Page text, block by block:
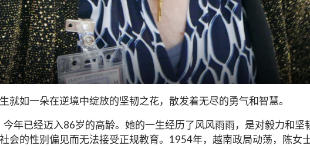
如一朵在逆境中绽放的坚韧之花，散发着无尽的勇气和智慧。
年已经迈入86岁的高龄。她的一生经历了风风雨雨，是对毅力和坚
会的性别偏见而无法接受正规教育。1954年，越南政局动荡，陈女